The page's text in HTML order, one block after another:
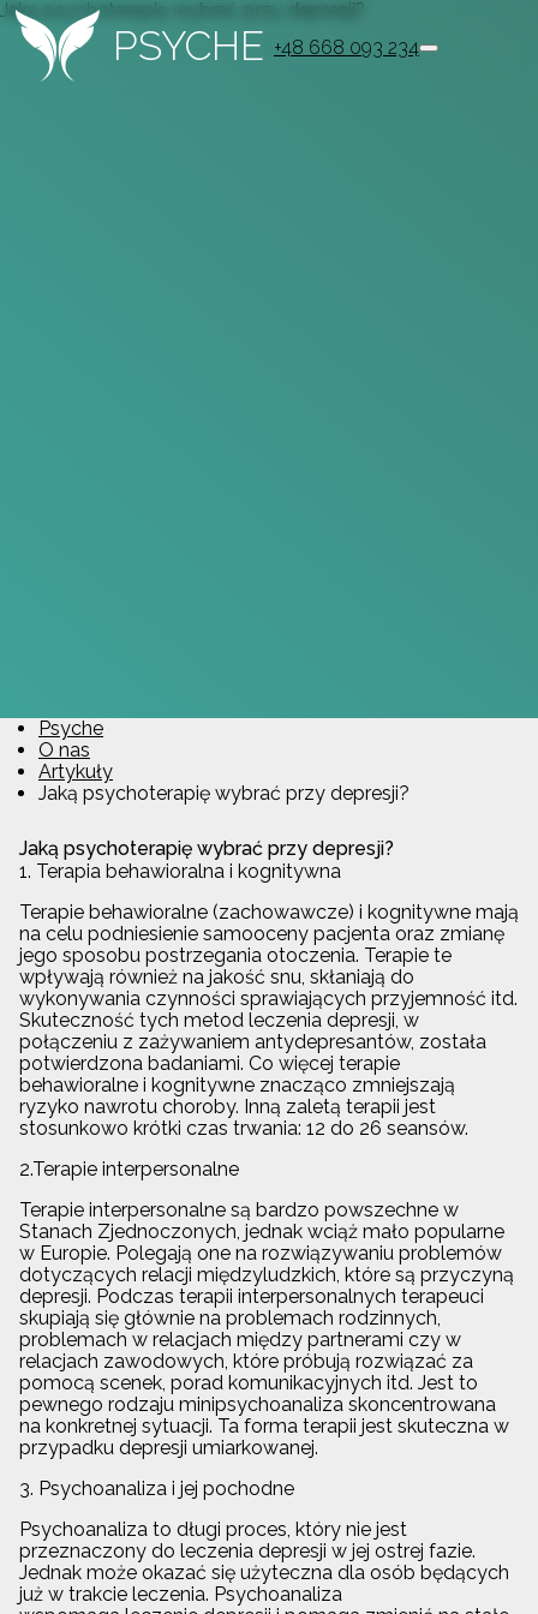
PSYCHE +48 668 093 234
Jaką psychoterapię wybrać przy depresji?
Psyche
O nas
Artykuły
Jaką psychoterapię wybrać przy depresji?
Jaką psychoterapię wybrać przy depresji?
1. Terapia behawioralna i kognitywna
Terapie behawioralne (zachowawcze) i kognitywne mają
na celu podniesienie samooceny pacjenta oraz zmianę
jego sposobu postrzegania otoczenia. Terapie te
wpływają również na jakość snu, skłaniają do
wykonywania czynności sprawiających przyjemność itd.
Skuteczność tych metod leczenia depresji, w
połączeniu z zażywaniem antydepresantów, została
potwierdzona badaniami. Co więcej terapie
behawioralne i kognitywne znacząco zmniejszają
ryzyko nawrotu choroby. Inną zaletą terapii jest
stosunkowo krótki czas trwania: 12 do 26 seansów.
2.Terapie interpersonalne
Terapie interpersonalne są bardzo powszechne w
Stanach Zjednoczonych, jednak wciąż mało popularne
w Europie. Polegają one na rozwiązywaniu problemów
dotyczących relacji międzyludzkich, które są przyczyną
depresji. Podczas terapii interpersonalnych terapeuci
skupiają się głównie na problemach rodzinnych,
problemach w relacjach między partnerami czy w
relacjach zawodowych, które próbują rozwiązać za
pomocą scenek, porad komunikacyjnych itd. Jest to
pewnego rodzaju minipsychoanaliza skoncentrowana
na konkretnej sytuacji. Ta forma terapii jest skuteczna w
przypadku depresji umiarkowanej.
3. Psychoanaliza i jej pochodne
Psychoanaliza to długi proces, który nie jest
przeznaczony do leczenia depresji w jej ostrej fazie.
Jednak może okazać się użyteczna dla osób będących
już w trakcie leczenia. Psychoanaliza